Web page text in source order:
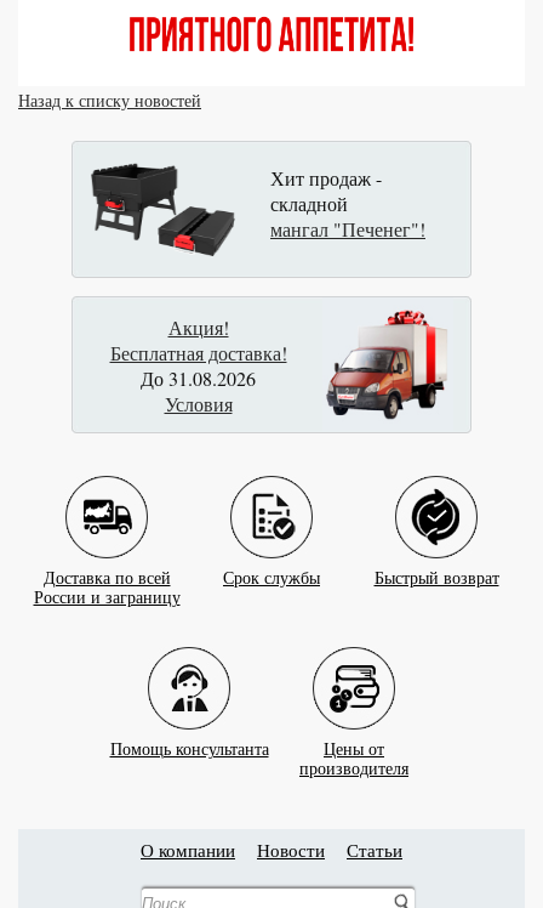
Назад к списку новостей
Хит продаж -
складной
мангал "Печенег"!
Акция!
Бесплатная доставка!
До 31.08.2026
Условия
Доставка по всей
России и заграницу
Срок службы Быстрый возврат
Помощь консультанта
Цены от
производителя
О компании Новости Статьи